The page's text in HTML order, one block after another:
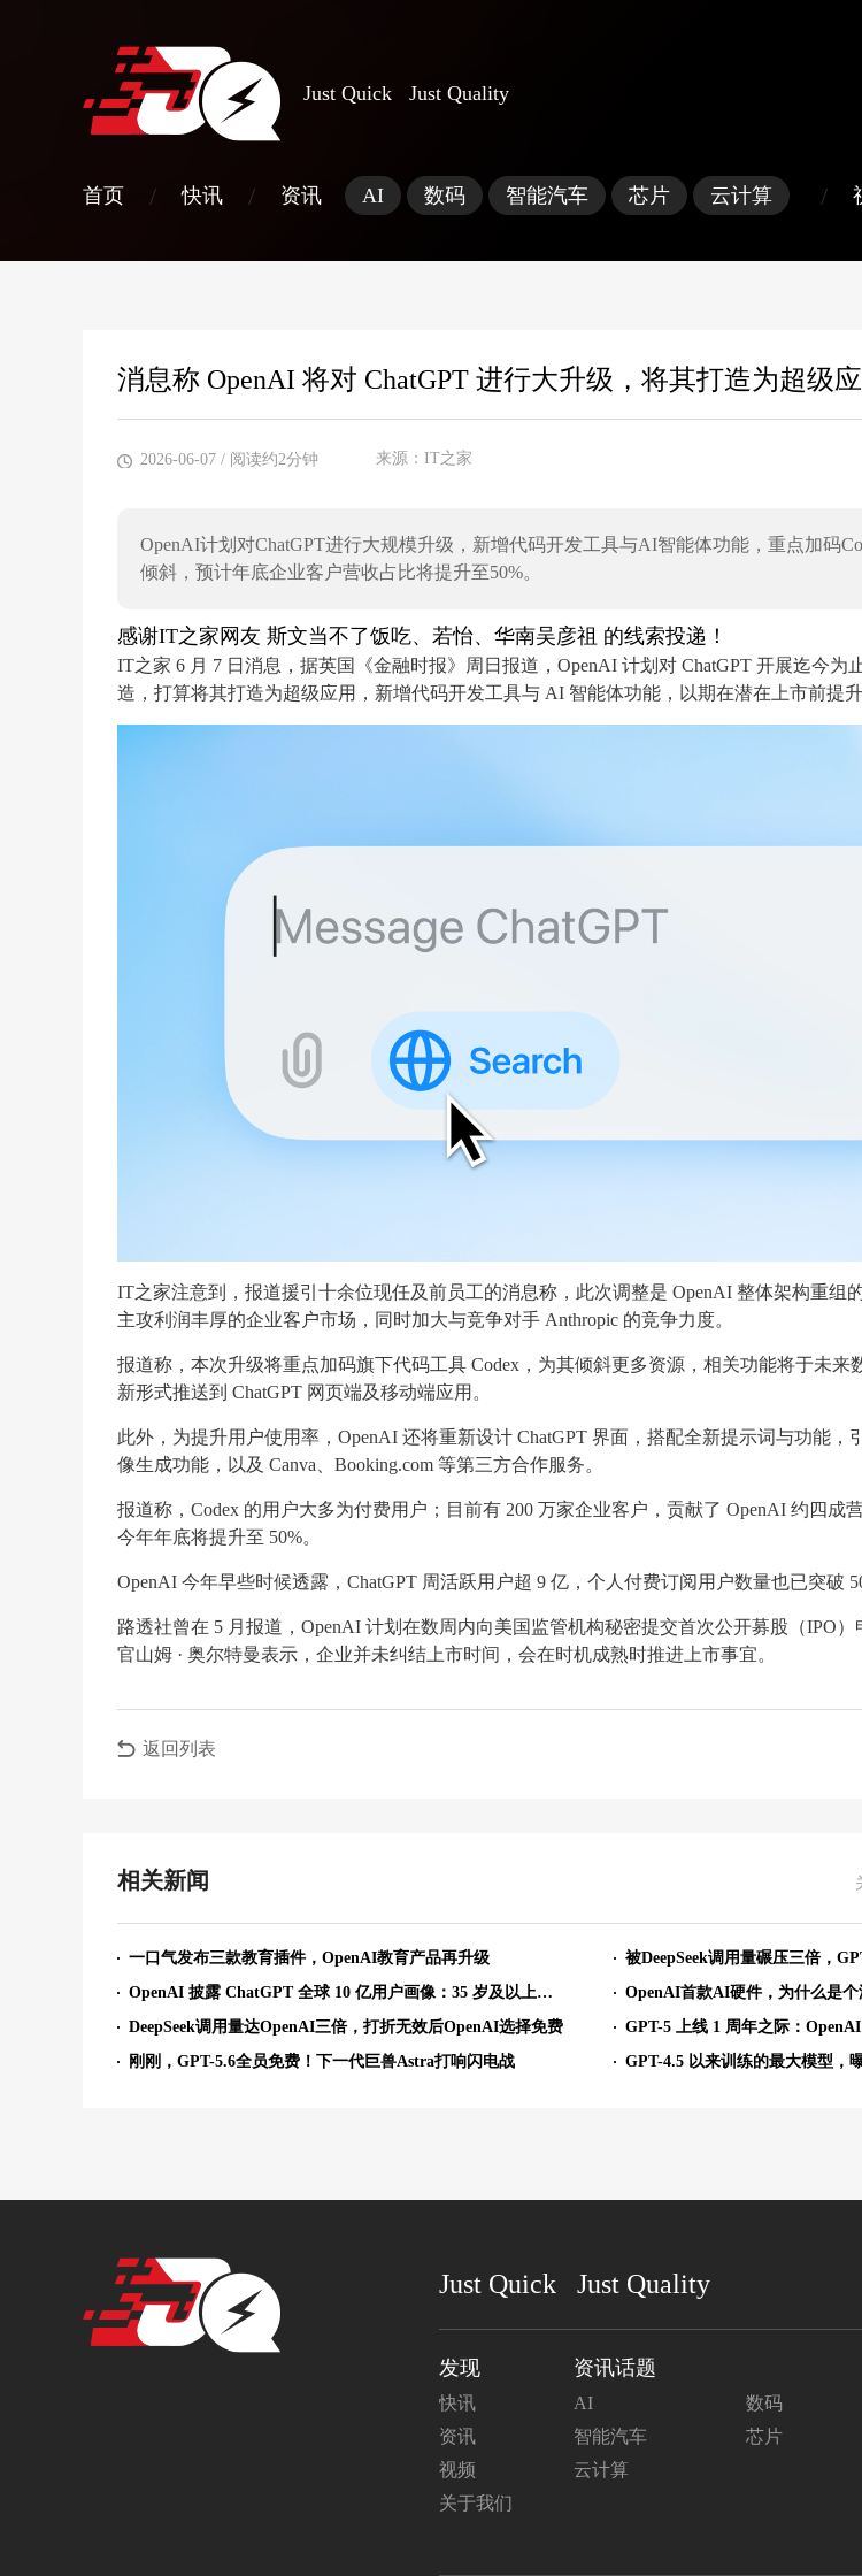
Just Quick Just Quality
首页 / 快讯 / 资讯 AI 数码 智能汽车 芯片 云计算 /
消息称 OpenAI 将对 ChatGPT 进行大升级，将其打造为超级
2026-06-07 / 阅读约2分钟 来源：IT之家
OpenAI计划对ChatGPT进行大规模升级，新增代码开发工具与AI智能体功能，重点加码
倾斜，预计年底企业客户营收占比将提升至50%。
感谢IT之家网友 斯文当不了饭吃、若怡、华南吴彦祖 的线索投递！
IT之家 6 月 7 日消息，据英国《金融时报》周日报道，OpenAI 计划对 ChatGPT 开展迄今为
造，打算将其打造为超级应用，新增代码开发工具与 AI 智能体功能，以期在潜在上市前提升
IT之家注意到，报道援引十余位现任及前员工的消息称，此次调整是 OpenAI 整体架构重组
主攻利润丰厚的企业客户市场，同时加大与竞争对手 Anthropic 的竞争力度。
报道称，本次升级将重点加码旗下代码工具 Codex，为其倾斜更多资源，相关功能将于未来
新形式推送到 ChatGPT 网页端及移动端应用。
此外，为提升用户使用率，OpenAI 还将重新设计 ChatGPT 界面，搭配全新提示词与功能，
像生成功能，以及 Canva、Booking.com 等第三方合作服务。
报道称，Codex 的用户大多为付费用户；目前有 200 万家企业客户，贡献了 OpenAI 约四成
今年年底将提升至 50%。
OpenAI 今年早些时候透露，ChatGPT 周活跃用户超 9 亿，个人付费订阅用户数量也已突破
路透社曾在 5 月报道，OpenAI 计划在数周内向美国监管机构秘密提交首次公开募股（IPO
官山姆 · 奥尔特曼表示，企业并未纠结上市时间，会在时机成熟时推进上市事宜。
返回列表
相关新闻
一口气发布三款教育插件，OpenAI教育产品再升级
被DeepSeek调用量碾压三倍，
OpenAI 披露 ChatGPT 全球 10 亿用户画像：35 岁及以上用户用量上升
OpenAI首款AI硬件，为什么是
DeepSeek调用量达OpenAI三倍，打折无效后OpenAI选择免费
刚刚，GPT-5.6全员免费！下一代巨兽Astra打响闪电战
Just Quick Just Quality
发现
快讯
资讯
视频
关于我们
资讯话题
AI
数码
智能汽车
芯片
云计算